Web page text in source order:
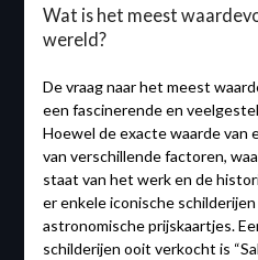
Wat is het meest
wereld?
De vraag naar het meest
een fascinerende en
Hoewel de exacte waarde van
van verschillende factoren,
staat van het werk en de
er enkele iconische
astronomische prijskaartjes.
schilderijen ooit verkocht is